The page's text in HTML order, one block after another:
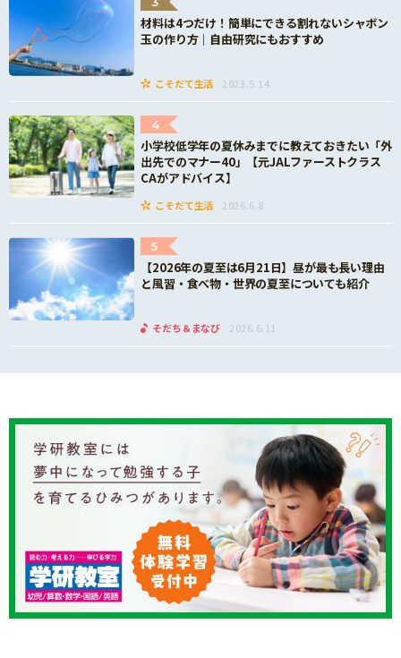
材料は4つだけ！簡単にできる割れないシャボン
玉の作り方｜自由研究にもおすすめ
こそだて生活 2023.5.14
4
小学校低学年の夏休みまでに教えておきたい「外
出先でのマナー40」【元JALファーストクラス
CAがアドバイス】
こそだて生活 2026.6.8
5
【2026年の夏至は6月21日】昼が最も長い理由
と風習・食べ物・世界の夏至についても紹介
そだち＆まなび 2026.6.11